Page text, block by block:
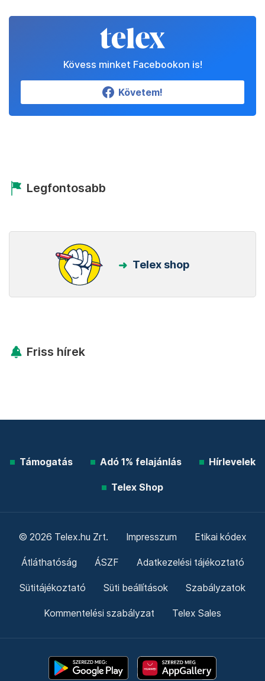
Kövess minket Facebookon is!
Követem!
Legfontosabb
Telex shop
Friss hírek
Támogatás Adó 1% felajánlás Hírlevelek
Telex Shop
© 2026 Telex.hu Zrt. Impresszum Etikai kódex
Átláthatóság ÁSZF Adatkezelési tájékoztató
Sütitájékoztató Süti beállítások Szabályzatok
Kommentelési szabályzat Telex Sales